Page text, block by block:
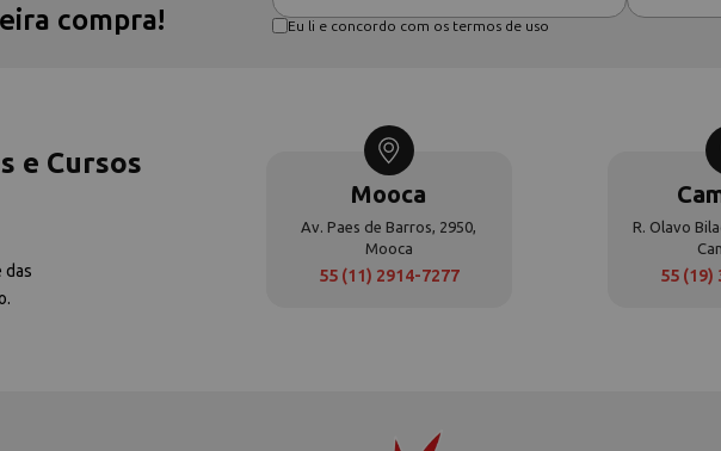
compra!
Eu li e concordo com os termos de uso
e Cursos
das
Mooca
Av. Paes de Barros, 2950,
Mooca
55 (11) 2914-7277
R. Olavo
55 (19)